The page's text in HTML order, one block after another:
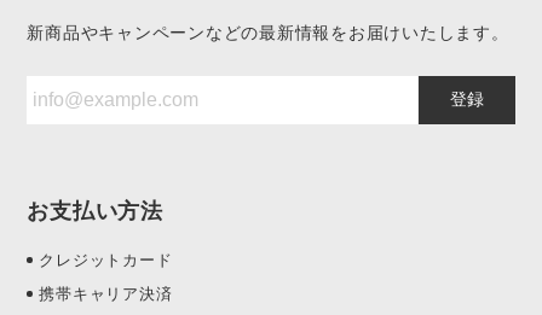
新商品やキャンペーンなどの最新情報をお届けいたします。
登録
お支払い方法
クレジットカード
携帯キャリア決済